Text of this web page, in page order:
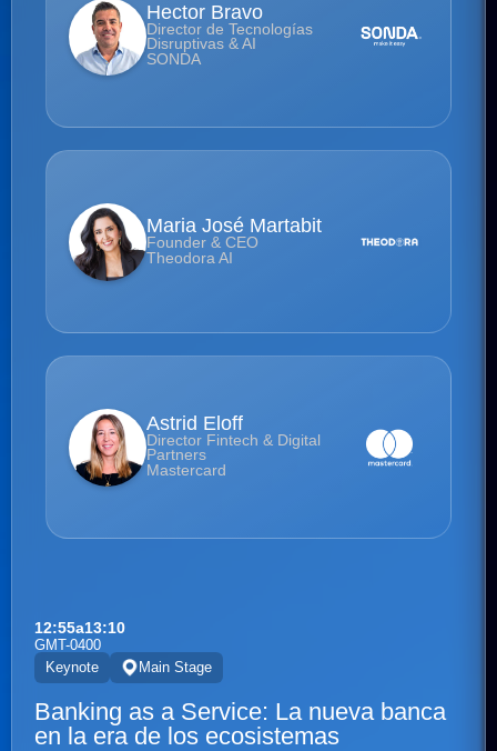
Hector Bravo
Director de Tecnologías
Disruptivas & AI
SONDA
Maria José Martabit
Founder & CEO
Theodora AI
Astrid Eloff
Director Fintech & Digital
Partners
Mastercard
12:55a13:10
GMT-0400
Keynote
Main Stage
Banking as a Service: La nueva banca
en la era de los ecosistemas